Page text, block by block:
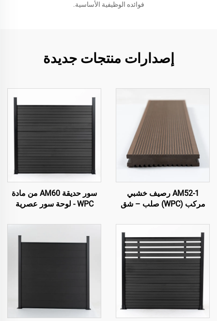
فوائده الوظيفية الأساسية.
إصدارات منتجات جديدة
AM52-1 رصيف خشبي
مركب (WPC) صلب – شق
سور حديقة AM60 من مادة
WPC - لوحة سور عصرية